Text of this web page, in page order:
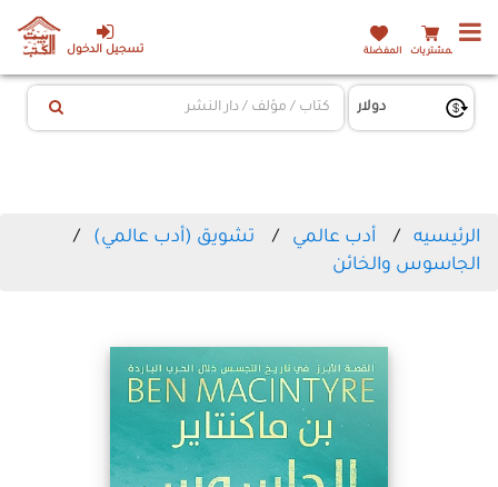
تسجيل الدخول المشتريات المفضلة
الرئيسيه أدب عالمي
تشويق (أدب عالمي)
الجاسوس والخائن